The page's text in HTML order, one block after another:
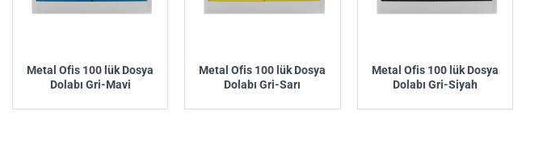
Metal Ofis 100 lük Dosya
Dolabı Gri-Mavi
Metal Ofis 100 lük Dosya
Dolabı Gri-Sarı
Metal Ofis 100 lük Dosya
Dolabı Gri-Siyah